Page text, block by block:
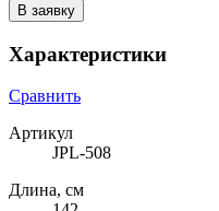
В заявку
Характеристики
Сравнить
Артикул
JPL-508
Длина, см